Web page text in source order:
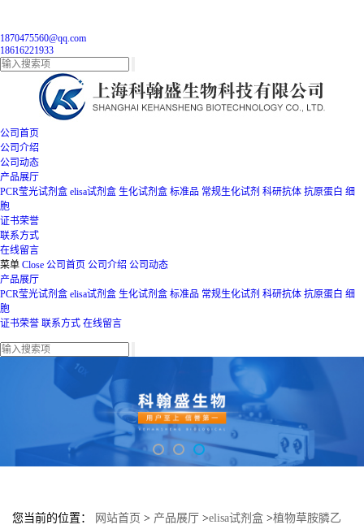
1870475560@qq.com
18616221933
公司首页
公司介绍
公司动态
产品展厅
PCR莹光试剂盒 elisa试剂盒 生化试剂盒 标准品 常规生化试剂 科研抗体 抗原蛋白 细
胞
证书荣誉
联系方式
在线留言
菜单 Close 公司首页 公司介绍 公司动态
产品展厅
PCR莹光试剂盒 elisa试剂盒 生化试剂盒 标准品 常规生化试剂 科研抗体 抗原蛋白 细
胞
证书荣誉 联系方式 在线留言
您当前的位置： 网站首页 > 产品展厅 >elisa试剂盒 >植物草胺膦乙